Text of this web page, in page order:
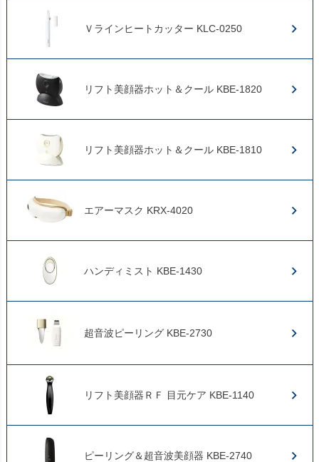
Ｖラインヒートカッター KLC-0250
リフト美顔器ホット＆クール KBE-1820
リフト美顔器ホット＆クール KBE-1810
エアーマスク KRX-4020
ハンディミスト KBE-1430
超音波ピーリング KBE-2730
リフト美顔器ＲＦ 目元ケア KBE-1140
ピーリング＆超音波美顔器 KBE-2740